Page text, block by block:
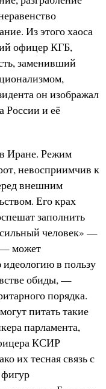
Из этого хаоса
офицер КГБ,
заменивший
он изображал
России и её
Иране. Режим
невосприимчив к
внешним
Его крах
заполнить
человек» —
может
в пользу
обиды, —
порядка.
питать такие
парламента,
КСИР
их тесная связь с